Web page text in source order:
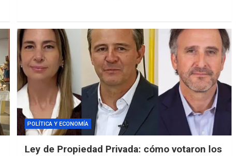
POLÍTICA Y ECONOMÍA
Ley de Propiedad Privada: cómo votaron los